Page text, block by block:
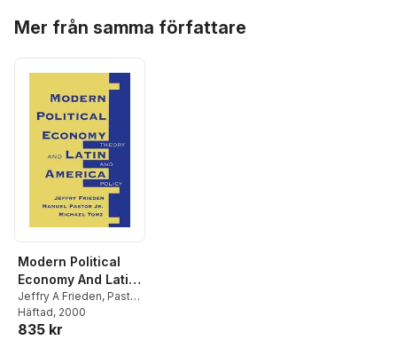
Mer från samma författare
Modern Political
Economy And Latin
America
Jeffry A Frieden, Pastor
Manuel ,Michael Tomz
Häftad, 2000
835 kr